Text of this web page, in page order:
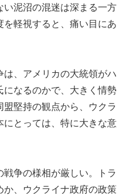
い泥沼の混迷は深まる一方
軽視すると、痛い目にあ
、アメリカの大統領がハ
になるのかで、大きく情勢
堅持の観点から、ウクラ
にとっては、特に大きな意
争の様相が厳しい。トラ
か、ウクライナ政府の政策